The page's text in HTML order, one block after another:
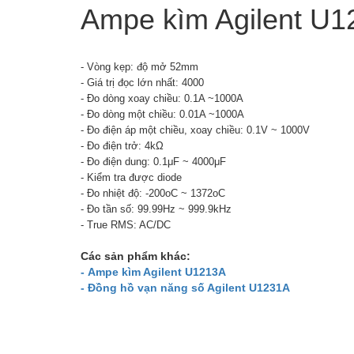
Ampe kìm Agilent
- Vòng kẹp: độ mở 52mm
- Giá trị đọc lớn nhất: 4000
- Đo dòng xoay chiều: 0.1A ~1000A
- Đo dòng một chiều: 0.01A ~1000A
- Đo điện áp một chiều, xoay chiều: 0.1V ~ 1000V
- Đo điện trở: 4kΩ
- Đo điện dung: 0.1μF ~ 4000μF
- Kiểm tra được diode
- Đo nhiệt độ: -200oC ~ 1372oC
- Đo tần số: 99.99Hz ~ 999.9kHz
- True RMS: AC/DC
Các sản phẩm khác:
- Ampe kìm Agilent U1213A
- Đồng hồ vạn năng số Agilent U1231A